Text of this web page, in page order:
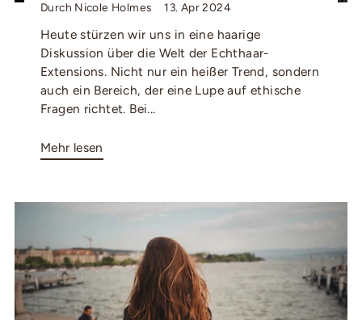
Durch Nicole Holmes 13. Apr 2024
Heute stürzen wir uns in eine haarige
Diskussion über die Welt der Echthaar-
Extensions. Nicht nur ein heißer Trend, sondern
auch ein Bereich, der eine Lupe auf ethische
Fragen richtet. Bei...
Mehr lesen